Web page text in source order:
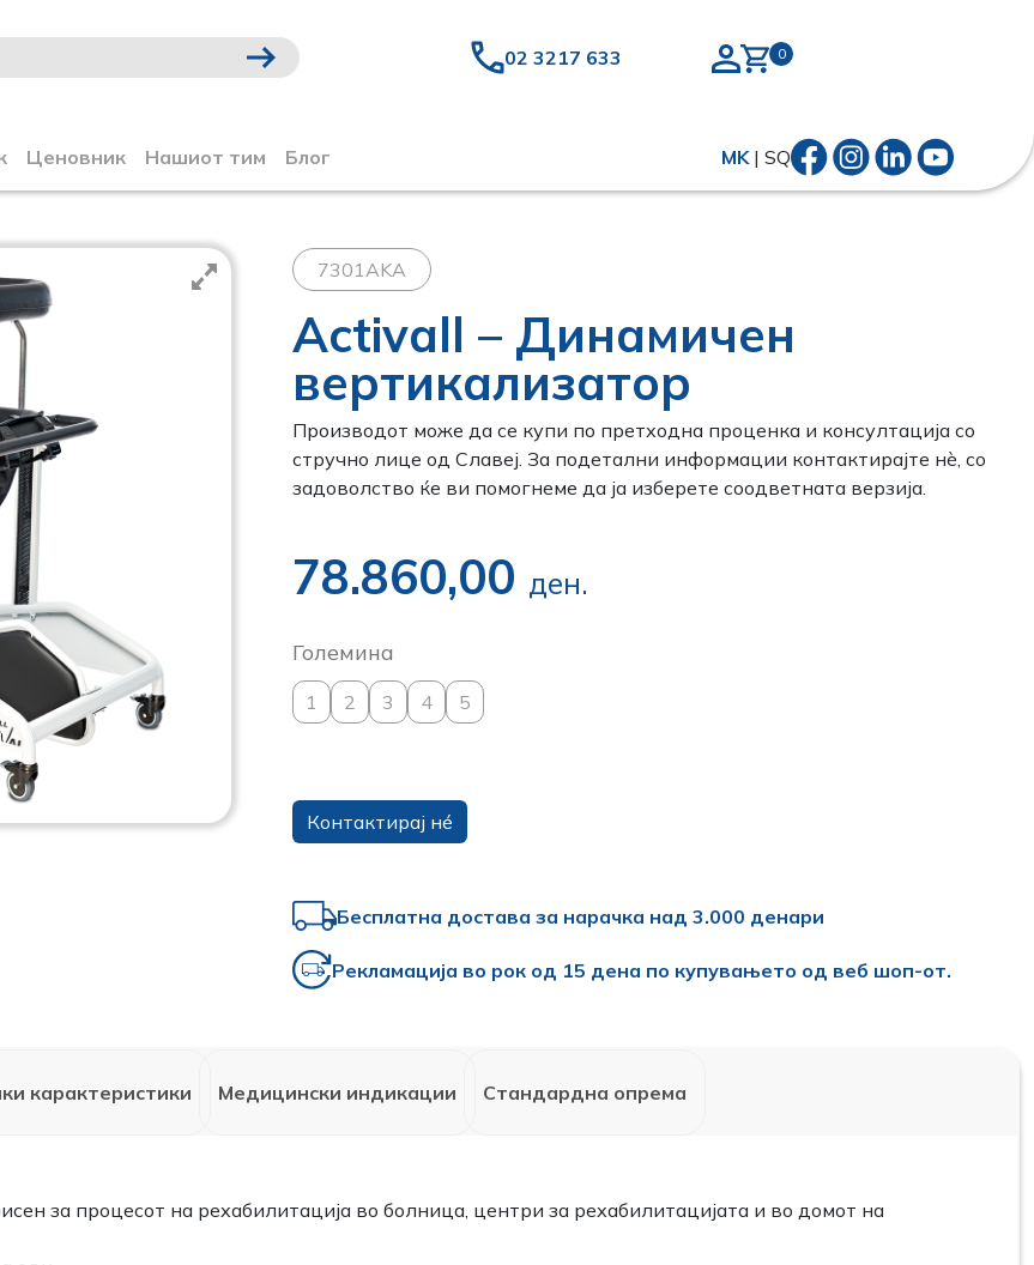
02 3217 633
Ценовник Нашиот тим Блог MK| SQ
7301AKA
Activall – Динамичен
вертикализатор
Производот може да се купи по претходна проценка и консултација со
стручно лице од Славеј. За подетални информации контактирајте нѐ, со
задоволство ќе ви помогнеме да ја изберете соодветната верзија.
78.860,00 ден.
Големина
1 2 3 4 5
Контактирај нé
Бесплатна достава за нарачка над 3.000 денари
Рекламација во рок од 15 дена по купувањето од веб шоп-от.
карактеристики Медицински индикации Стандардна опрема
за процесот на рехабилитација во болница, центри за рехабилитацијата и во домот на